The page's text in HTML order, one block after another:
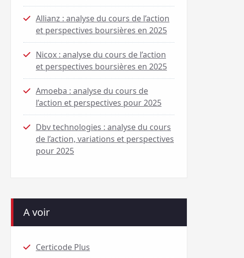
Allianz : analyse du cours de l’action
et perspectives boursières en 2025
Nicox : analyse du cours de l’action
et perspectives boursières en 2025
Amoeba : analyse du cours de
l’action et perspectives pour 2025
Dbv technologies : analyse du cours
de l’action, variations et perspectives
pour 2025
A voir
Certicode Plus